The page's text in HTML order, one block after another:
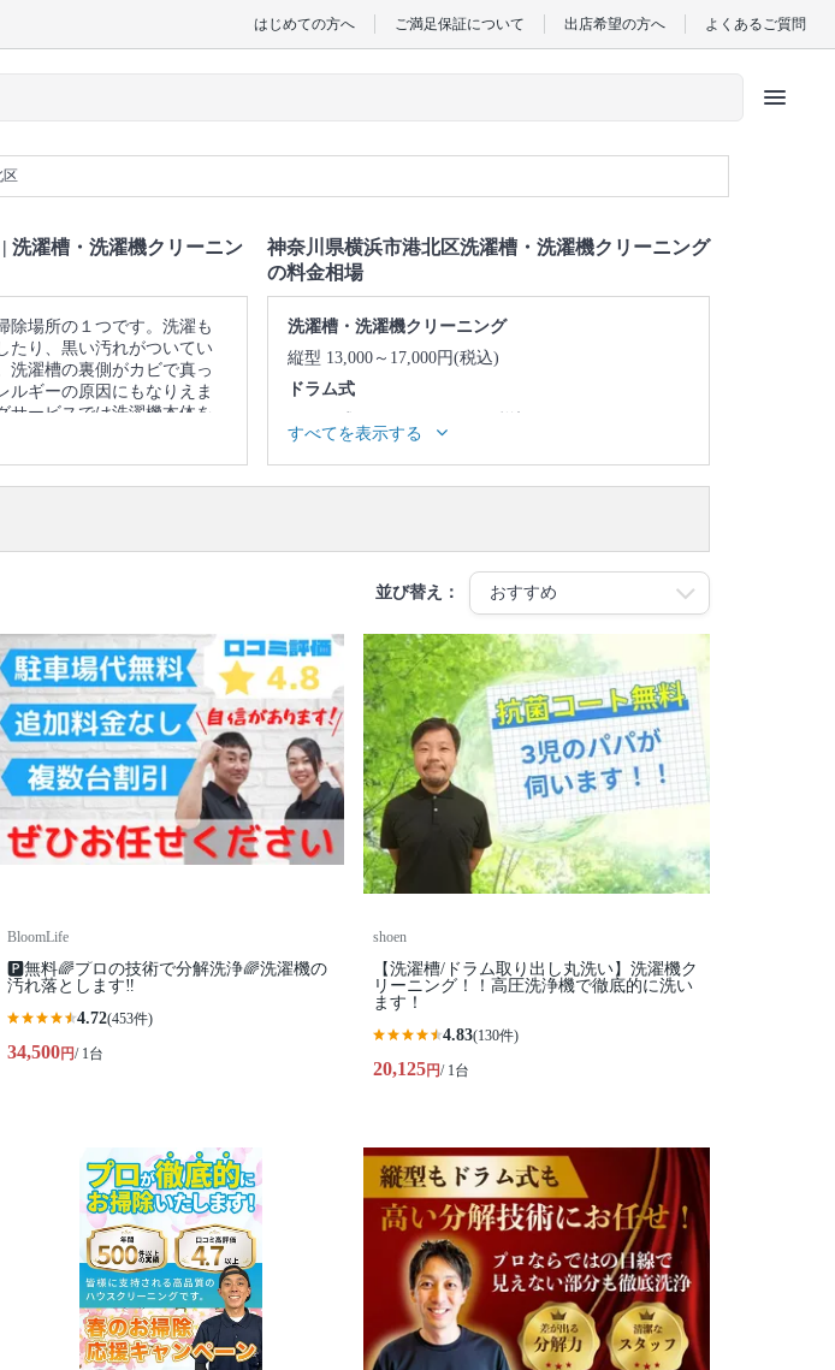
はじめての方へ ご満足保証について 出店希望の方へ よくあるご質問
menu
区
洗濯槽・洗濯機クリーニン
除場所の１つです。洗濯も
たり、黒い汚れがついてい
洗濯槽の裏側がカビで真っ
ルギーの原因にもなりえま
サービスでは洗濯機本体を
に洗浄いたします。
槽・洗濯機クリーニング
側・外側 / 洗濯パン / 作業場
神奈川県横浜市港北区洗濯槽・洗濯機クリーニング
の料金相場
洗濯槽・洗濯機クリーニング
縦型 13,000～17,000円(税込)
ドラム式
ドラム式 45,000～49,000円(税込)
すべてを表示する
並び替え：
BloomLife
🅿️無料🌈プロの技術で分解洗浄🌈洗濯機の
汚れ落とします‼
4.72(453件)
34,500円/ 1台
shoen
【洗濯槽/ドラム取り出し丸洗い】洗濯機ク
リーニング！！高圧洗浄機で徹底的に洗い
ます！
4.83(130件)
20,125円/ 1台